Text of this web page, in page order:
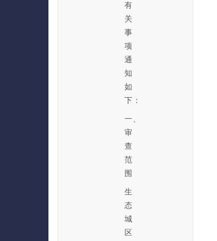
有
关
事
项
通
知
如
下：
一、
审
查
范
围
生
态
城
区